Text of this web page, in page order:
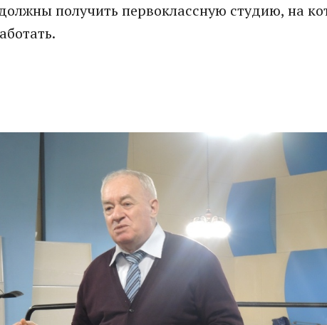
получить первоклассную студию, на